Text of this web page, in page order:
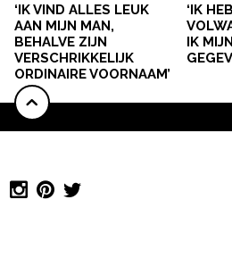
‘IK VIND ALLES LEUK
AAN MIJN MAN,
BEHALVE ZIJN
VERSCHRIKKELIJK
ORDINAIRE VOORNAAM’
‘IK
IK